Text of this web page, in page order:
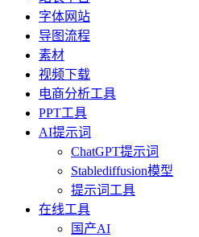
字体网站
导图流程
素材
视频下载
电商分析工具
PPT工具
AI提示词
ChatGPT提示词
Stablediffusion模型
提示词工具
在线工具
国产AI